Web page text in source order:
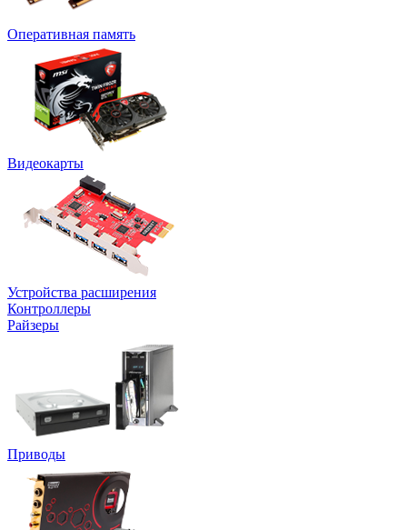
Оперативная память
Видеокарты
Устройства расширения
Контроллеры
Райзеры
Приводы